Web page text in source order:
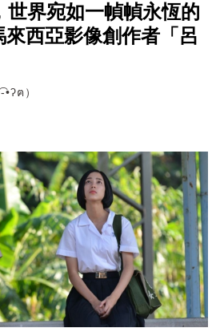
世界宛如一幀幀永恆的
西亞影像創作者「呂
ฅ）